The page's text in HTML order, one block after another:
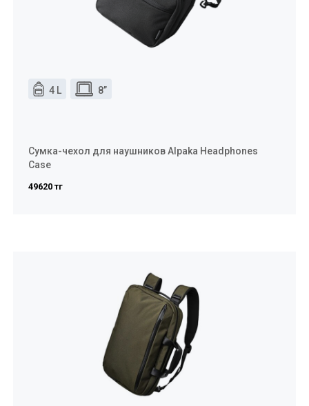
4 L 8”
Сумка-чехол для наушников Alpaka Headphones
Case
49620 тг